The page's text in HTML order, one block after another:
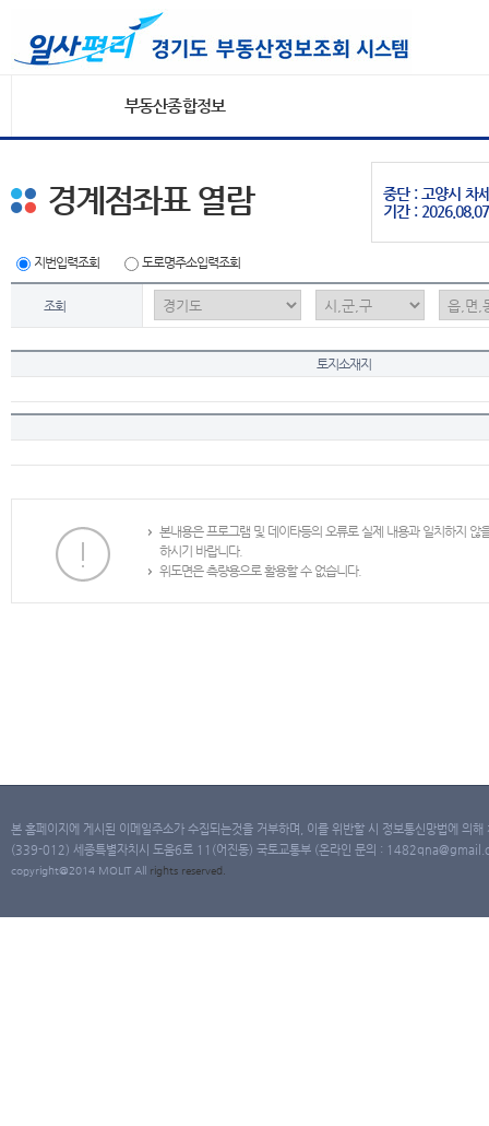
부동산종합정보
중단 : 고양시 차
기간 :
경계점좌표 열람
지번입력조회 도로명주소입력조회
조회
토지소재지
본내용은 프로그램 및 데이타등의 오류로 실제 내용과 일치하지
하시기 바랍니다.
위도면은 측량용으로 활용할 수 없습니다.
본 홈페이지에 게시된 이메일주소가 수집되는것을 거부하며, 이를 위반할 시 정보통신망법에 의
(339-012) 세종특별자치시 도움6로 11(어진동) 국토교통부 (온라인 문의 :
copyright@2014 MOLIT All rights reserved.